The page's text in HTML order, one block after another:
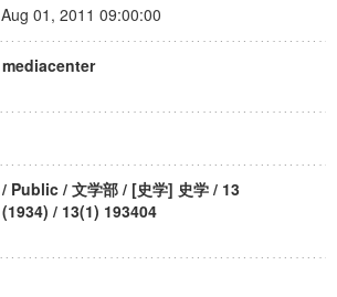
Aug 01, 2011 09:00:00
mediacenter
/ Public / 文学部 / [史学] 史学 / 13
(1934) / 13(1) 193404